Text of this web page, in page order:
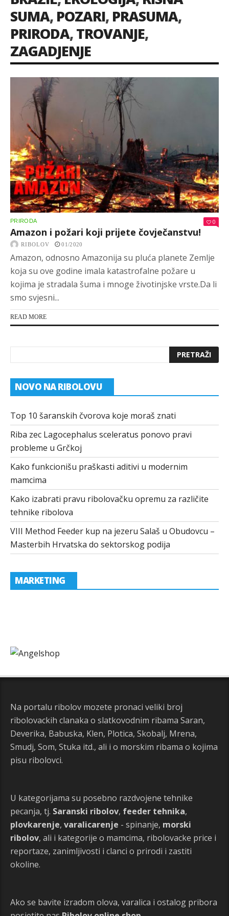
SUMA, POZARI, PRASUMA,
PRIRODA,TROVANJE,
ZAGADJENJE
PRIRODA 0
Amazon i požari koji prijete čovječanstvu!
RIBOLOV 01/2020
Amazon, odnosno Amazonija su pluća planete Zemlje
koja su ove godine imala katastrofalne požare u
kojima je stradala šuma i mnoge životinjske vrste.Da li
smo svjesni...
READ MORE
NOVO NA RIBOLOVU
Top 10 šaranskih čvorova koje moraš znati
Riba zec Lagocephalus sceleratus ponovo pravi
probleme u Grčkoj
Kako funkcionišu praškasti aditivi u modernim
mamcima
Kako izabrati pravu ribolovačku opremu za različite
tehnike ribolova
VIII Method Feeder kup na jezeru Salaš u Obudovcu –
Masterbih Hrvatska do sektorskog podija
MARKETING
Na portalu ribolov mozete pronaci veliki broj
ribolovackih clanaka o slatkovodnim ribama Saran,
Deverika, Babuska, Klen, Plotica, Skobalj, Mrena,
Smudj, Som, Stuka itd., ali i o morskim ribama o kojima
pisu ribolovci.
U kategorijama su posebno razdvojene tehnike
pecanja, tj. Saranski ribolov, feeder tehnika,
plovkarenje, varalicarenje - spinanje, morski
ribolov, ali i kategorije o mamcima, ribolovacke price i
reportaze, zanimljivosti i clanci o prirodi i zastiti
okoline.
Ako se bavite izradom olova, varalica i ostalog pribora